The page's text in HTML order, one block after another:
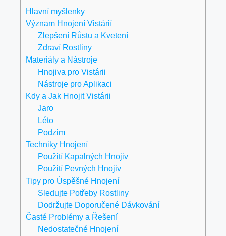
Hlavní myšlenky
Význam Hnojení Vistárií
Zlepšení Růstu a Kvetení
Zdraví Rostliny
Materiály a Nástroje
Hnojiva pro Vistárii
Nástroje pro Aplikaci
Kdy a Jak Hnojit Vistárii
Jaro
Léto
Podzim
Techniky Hnojení
Použití Kapalných Hnojiv
Použití Pevných Hnojiv
Tipy pro Úspěšné Hnojení
Sledujte Potřeby Rostliny
Dodržujte Doporučené Dávkování
Časté Problémy a Řešení
Nedostatečné Hnojení